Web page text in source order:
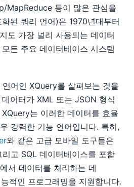
MapReduce 등이 많은 관심을
된 쿼리 언어)은 1970년대부터
도 가장 널리 사용되는 데이터
든 주요 데이터베이스 시스템
어인 XQuery를 살펴보는 것을
이터가 XML 또는 JSON 형식
는 이러한 데이터를 효율
강력한 기능 언어입니다. 특히,
와 같은 고급 모바일 도구들은
고 SQL 데이터베이스를 포함
서 데이터를 처리하는 데
적인 프로그래밍을 지원합니다.